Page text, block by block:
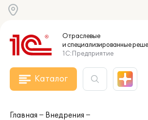
Отраслевые
и специализированные
1С:Предприятие
Каталог
Главная
Внедрения